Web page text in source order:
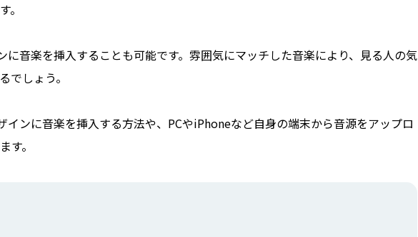
。
に音楽を挿入することも可能です。雰囲気にマッチした音楽により、見る人の気
でしょう。
インに音楽を挿入する方法や、PCやiPhoneなど自身の端末から音源をアップロ
す。